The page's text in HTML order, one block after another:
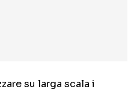
su larga scala i